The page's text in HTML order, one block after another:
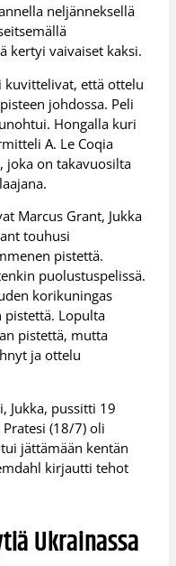
neljänneksellä
kertyi vaivaiset kaksi.
kuvittelivat, että ottelu
johdossa. Peli
Hongalla kuri
A. Le Coqia
joka on takavuosilta
Marcus Grant, Jukka
touhusi
pistettä.
puolustuspelissä.
korikuningas
pistettä. Lopulta
pistettä, mutta
ja ottelu
Jukka, pussitti 19
(18/7) oli
jättämään kentän
kirjautti tehot
Ukrainassa